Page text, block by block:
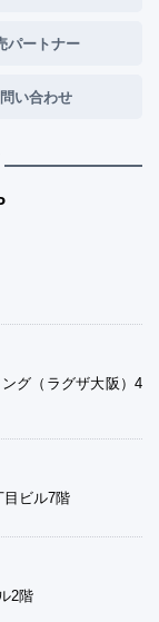
パートナー
い合わせ
グ（ラグザ大阪）4
目ビル7階
2階